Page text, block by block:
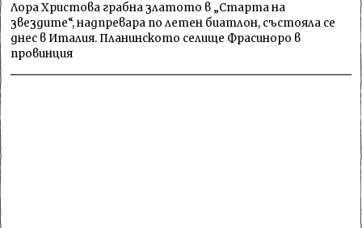
Лора Христова грабна златото в „Старта на
звездите“, надпревара по летен биатлон, състояла се
днес в Италия. Планинското селище Фрасиноро в
провинция